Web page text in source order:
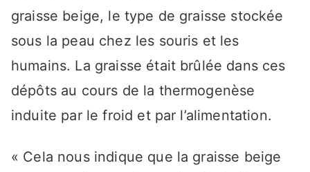
graisse beige, le type de graisse stockée
sous la peau chez les souris et les
humains. La graisse était brûlée dans ces
dépôts au cours de la thermogenèse
induite par le froid et par l’alimentation.
« Cela nous indique que la graisse beige